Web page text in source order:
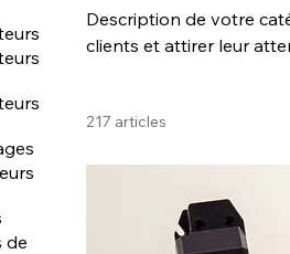
de
Description de votre
clients et attirer leur
217 articles